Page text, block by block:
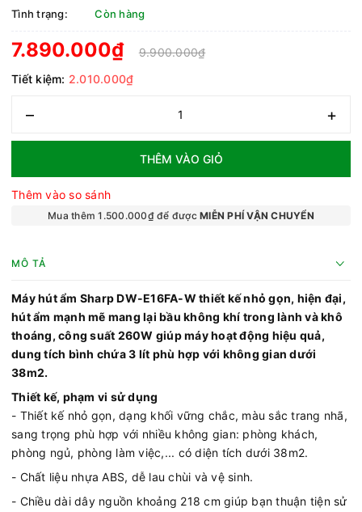
Tình trạng:
Còn hàng
7.890.000₫
9.900.000₫
Tiết kiệm: 2.010.000₫
– +
THÊM VÀO GIỎ
Thêm vào so sánh
Mua thêm 1.500.000₫ để đượcMIỄN PHÍ VẬN CHUYỂN
MÔ TẢ
Máy hút ẩm Sharp DW-E16FA-W thiết kế nhỏ gọn, hiện đại,
hút ẩm mạnh mẽ mang lại bầu không khí trong lành và khô
thoáng, công suất 260W giúp máy hoạt động hiệu quả,
dung tích bình chứa 3 lít phù hợp với không gian dưới
38m2.
Thiết kế, phạm vi sử dụng
- Thiết kế nhỏ gọn, dạng khối vững chắc, màu sắc trang nhã,
sang trọng phù hợp với nhiều không gian: phòng khách,
phòng ngủ, phòng làm việc,... có diện tích dưới 38m2.
- Chất liệu nhựa ABS, dễ lau chùi và vệ sinh.
- Chiều dài dây nguồn khoảng 218 cm giúp bạn thuận tiện sử